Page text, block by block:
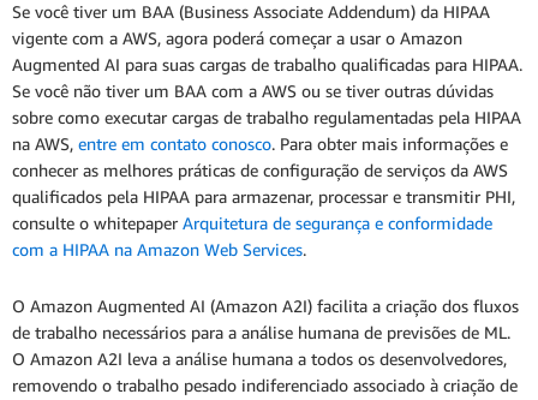
Se você tiver um BAA (Business Associate Addendum) da HIPAA
vigente com a AWS, agora poderá começar a usar o Amazon
Augmented AI para suas cargas de trabalho qualificadas para HIPAA.
Se você não tiver um BAA com a AWS ou se tiver outras dúvidas
sobre como executar cargas de trabalho regulamentadas pela HIPAA
na AWS, entre em contato conosco. Para obter mais informações e
conhecer as melhores práticas de configuração de serviços da AWS
qualificados pela HIPAA para armazenar, processar e transmitir PHI,
consulte o whitepaper Arquitetura de segurança e conformidade
com a HIPAA na Amazon Web Services.
O Amazon Augmented AI (Amazon A2I) facilita a criação dos fluxos
de trabalho necessários para a análise humana de previsões de ML.
O Amazon A2I leva a análise humana a todos os desenvolvedores,
removendo o trabalho pesado indiferenciado associado à criação de